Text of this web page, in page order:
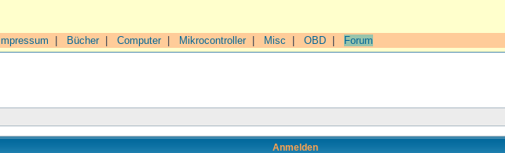
Impressum Bücher| Computer| Mikrocontroller| Misc OBD Forum
Anmelden